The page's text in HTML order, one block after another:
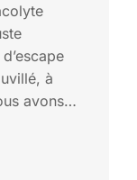
à
avons…